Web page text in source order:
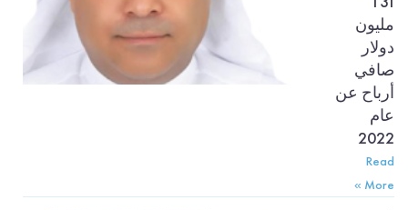
مليون
دولار
صافي
أرباح عن
عام
2022
Read
More »